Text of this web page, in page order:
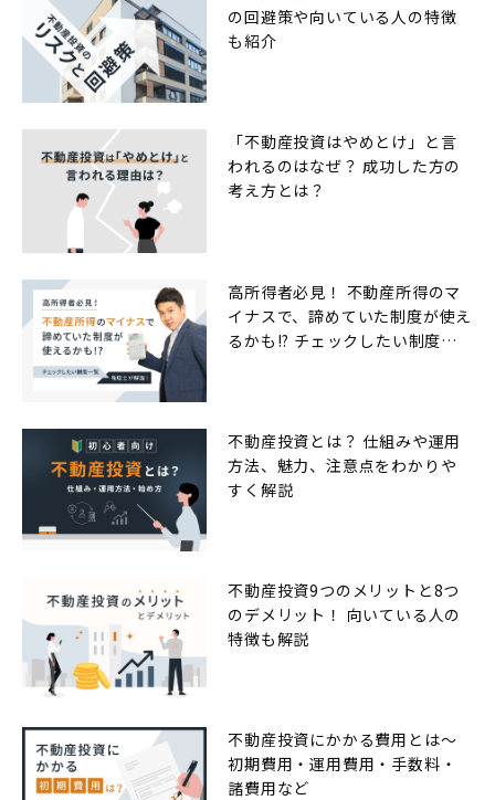
の回避策や向いている人の特徴
も紹介
「不動産投資はやめとけ」と言
われるのはなぜ？ 成功した方の
考え方とは？
高所得者必見！ 不動産所得のマ
イナスで、諦めていた制度が使え
るかも!? チェックしたい制度一
不動産投資とは？ 仕組みや運用
方法、魅力、注意点をわかりや
すく解説
不動産投資9つのメリットと8つ
のデメリット！ 向いている人の
特徴も解説
不動産投資にかかる費用とは〜
初期費用・運用費用・手数料・
諸費用など